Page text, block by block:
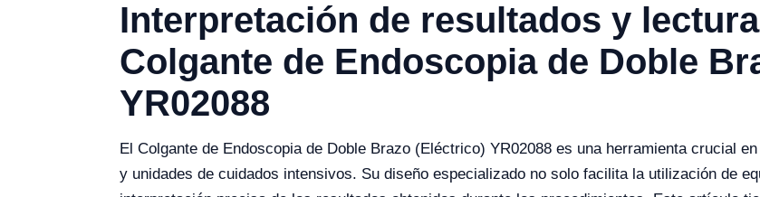
Interpretación de resultados y
Colgante de Endoscopia de Doble
YR02088
El Colgante de Endoscopia de Doble Brazo (Eléctrico) YR02088 es una herramienta crucial
y unidades de cuidados intensivos. Su diseño especializado no solo facilita la utilización de